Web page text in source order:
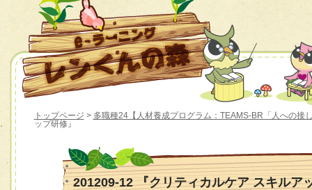
トップページ > 多職種24【人材養成プログラム：TEAMS-BR「人への接
ップ研修』
201209-12 『クリティカルケア スキルア